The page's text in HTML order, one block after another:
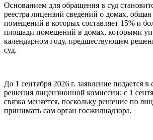
Основанием для обращения в суд
реестра лицензий сведений о домах,
помещений в которых составляет 15% и
площади помещений в домах, которыми
календарном году, предшествующем
суд.
До 1 сентября 2026 г. заявление подается
решения лицензионной комиссии; с 1
связка меняется, поскольку решение по
принимать сам орган госжилнадзора.